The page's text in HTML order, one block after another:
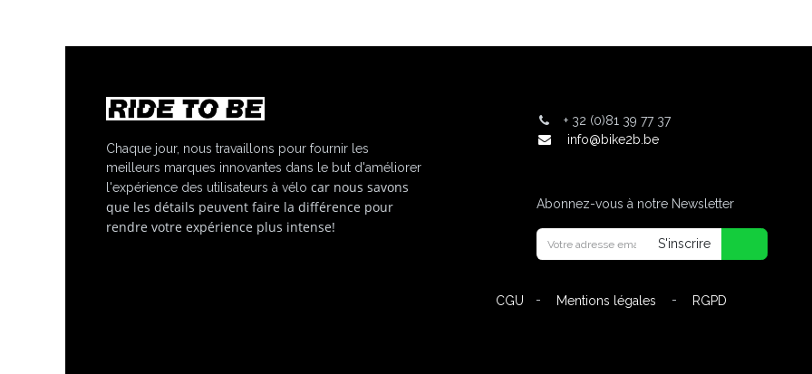
Chaque jour, nous travaillons pour fournir les
meilleurs marques innovantes dans le but d'améliorer
l'expérience des utilisateurs à vélo car nous savons
que les détails peuvent faire la différence pour
rendre votre expérience plus intense!
+ 32 (0)81 39 77 37
info@bike2b.be
Abonnez-vous à notre Newsletter
S'inscrire
CGU - Mentions légales - RGPD